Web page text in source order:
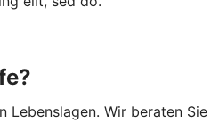
Lebenslagen. Wir beraten Sie